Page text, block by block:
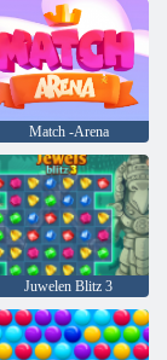
Match -Arena
Juwelen Blitz 3